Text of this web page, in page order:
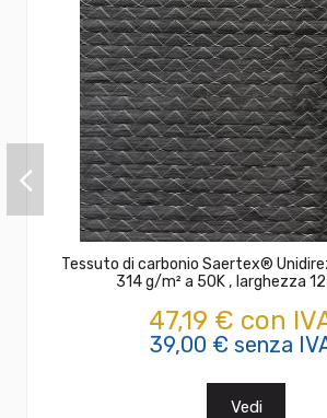
Tessuto di carbonio Saertex®
314 g/m² a 50K , larghezza
47,19 € con
39,00 € senza
Vedi